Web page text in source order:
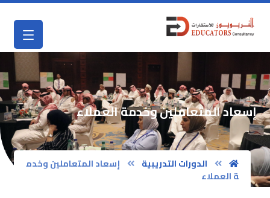
إسعاد المتعاملين وخدمة العملاء
الدورات التدريبية
إسعاد المتعاملين وخدم
ة العملاء